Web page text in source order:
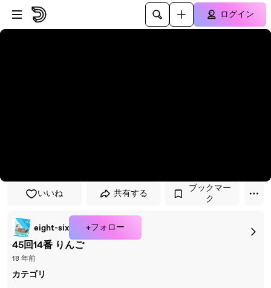
プレイヤーにスキップ
メインコンテンツにスキップ
ログイン
いいね 共有する
ブックマー
ク
eight-six +フォロー
45回14番 りんご
18 年前
カテゴリ